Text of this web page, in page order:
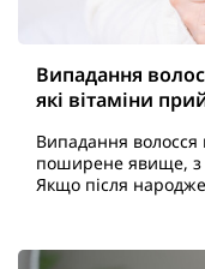
Випадання
які вітаміни
Випадання волосся
поширене явище, з
Якщо після